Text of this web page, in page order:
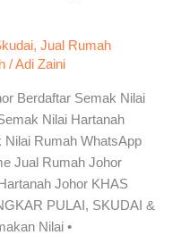
,Jual Rumah
/Adi Zaini
Berdaftar Semak Nilai
Nilai Hartanah
Nilai Rumah WhatsApp
Jual Rumah Johor
Johor KHAS
PULAI, SKUDAI &
Nilai •